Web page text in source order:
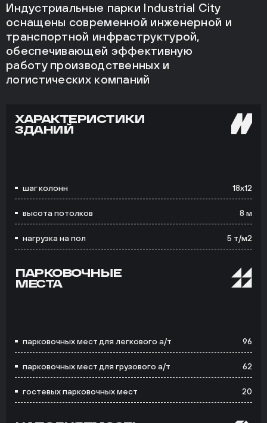
Индустриальные парки Industrial City
оснащены современной инженерной и
транспортной инфраструктурой,
обеспечивающей эффективную
работу производственных и
логистических компаний
ХАРАКТЕРИСТИКИ
ЗДАНИЙ
шаг колонн 18х12
высота потолков 8 м
нагрузка на пол 5 т/м2
ПАРКОВОЧНЫЕ
МЕСТА
парковочных мест для легкового а/т 96
парковочных мест для грузового а/т 62
гостевых парковочных мест 20